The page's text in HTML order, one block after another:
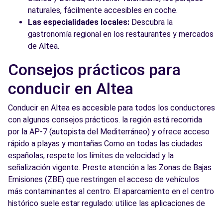
naturales, fácilmente accesibles en coche.
Las especialidades locales: Descubra la
gastronomía regional en los restaurantes y mercados
de Altea.
Consejos prácticos para
conducir en Altea
Conducir en Altea es accesible para todos los conductores
con algunos consejos prácticos. la región está recorrida
por la AP-7 (autopista del Mediterráneo) y ofrece acceso
rápido a playas y montañas Como en todas las ciudades
españolas, respete los límites de velocidad y la
señalización vigente. Preste atención a las Zonas de Bajas
Emisiones (ZBE) que restringen el acceso de vehículos
más contaminantes al centro. El aparcamiento en el centro
histórico suele estar regulado: utilice las aplicaciones de